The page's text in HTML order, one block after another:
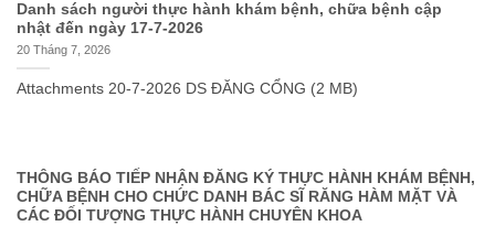
Danh sách người thực hành khám bệnh, chữa bệnh cập
nhật đến ngày 17-7-2026
20 Tháng 7, 2026
Attachments 20-7-2026 DS ĐĂNG CỔNG (2 MB)
THÔNG BÁO TIẾP NHẬN ĐĂNG KÝ THỰC HÀNH KHÁM BỆNH,
CHỮA BỆNH CHO CHỨC DANH BÁC SĨ RĂNG HÀM MẶT VÀ
CÁC ĐỐI TƯỢNG THỰC HÀNH CHUYÊN KHOA